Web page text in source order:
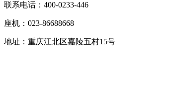
联系电话：400-0233-446
座机：023-86688668
地址：重庆江北区嘉陵五村15号